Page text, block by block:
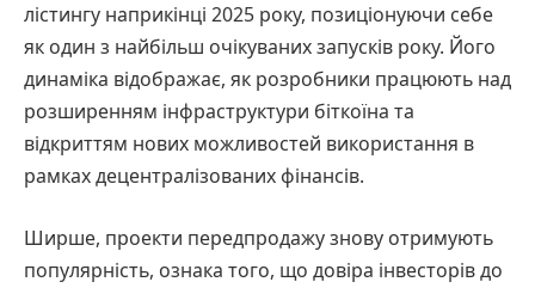
лістингу наприкінці 2025 року, позиціонуючи себе
як один з найбільш очікуваних запусків року. Його
динаміка відображає, як розробники працюють над
розширенням інфраструктури біткоїна та
відкриттям нових можливостей використання в
рамках децентралізованих фінансів.
Ширше, проекти передпродажу знову отримують
популярність, ознака того, що довіра інвесторів до